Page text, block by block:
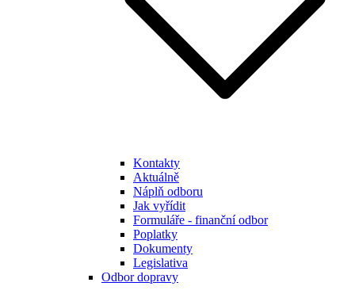
Kontakty
Aktuálně
Náplň odboru
Jak vyřídit
Formuláře - finanční odbor
Poplatky
Dokumenty
Legislativa
Odbor dopravy